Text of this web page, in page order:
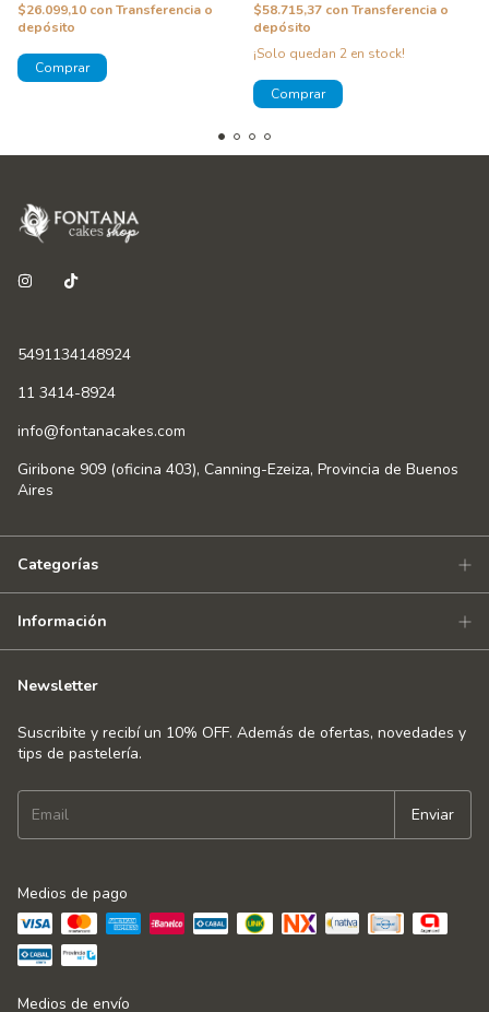
$26.099,10 conTransferencia o
depósito
$58.715,37 conTransferencia o
depósito
¡Solo quedan 2 en stock!
5491134148924
11 3414-8924
info@fontanacakes.com
Giribone 909 (oficina 403), Canning-Ezeiza, Provincia de Buenos
Aires
Categorías
Información
Newsletter
Suscribite y recibí un 10% OFF. Además de ofertas, novedades y
tips de pastelería.
Medios de pago
Medios de envío